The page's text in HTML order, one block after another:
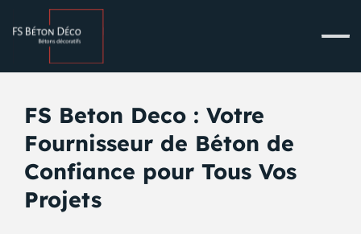
FS Beton Deco : Votre
Fournisseur de Béton de
Confiance pour Tous Vos
Projets